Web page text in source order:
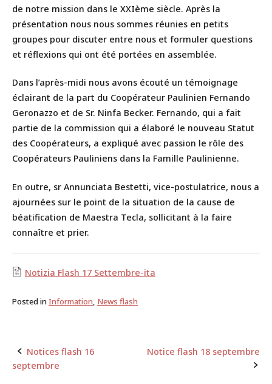
de notre mission dans le XXIème siècle. Après la
présentation nous nous sommes réunies en petits
groupes pour discuter entre nous et formuler questions
et réflexions qui ont été portées en assemblée.
Dans l’après-midi nous avons écouté un témoignage
éclairant de la part du Coopérateur Paulinien Fernando
Geronazzo et de Sr. Ninfa Becker. Fernando, qui a fait
partie de la commission qui a élaboré le nouveau Statut
des Coopérateurs, a expliqué avec passion le rôle des
Coopérateurs Pauliniens dans la Famille Paulinienne.
En outre, sr Annunciata Bestetti, vice-postulatrice, nous a
ajournées sur le point de la situation de la cause de
béatification de Maestra Tecla, sollicitant à la faire
connaître et prier.
Notizia Flash 17 Settembre-ita
Posted inInformation, News flash
Post
Notices flash 16
septembre
Notice flash 18 septembre